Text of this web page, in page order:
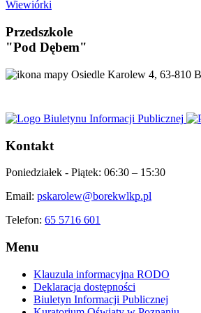
Wiewiórki
Przedszkole
"Pod Dębem"
Osiedle Karolew 4, 63-810
Kontakt
Poniedziałek - Piątek: 06:30 – 15:30
Email: pskarolew@borekwlkp.pl
Telefon: 65 5716 601
Menu
Klauzula informacyjna RODO
Deklaracja dostępności
Biuletyn Informacji Publicznej